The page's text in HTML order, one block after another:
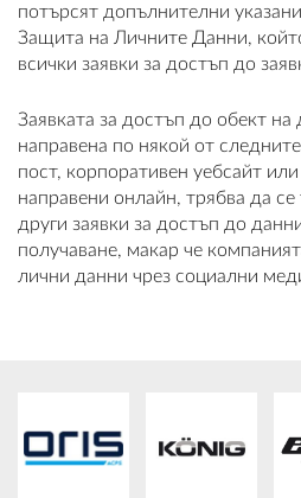
потърсят допълнителни
Защита на Личните Данни,
всички заявки за достъп до
Заявката за достъп до обект
направена по някой от
пост, корпоративен уебсайт
направени онлайн, трябва да се
други заявки за достъп до
получаване, макар че
лични данни чрез социални